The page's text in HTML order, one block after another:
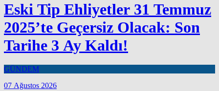
Eski Tip Ehliyetler 31 Temmuz
2025’te Geçersiz Olacak: Son
Tarihe 3 Ay Kaldı!
GÜNDEM
07 Ağustos 2026